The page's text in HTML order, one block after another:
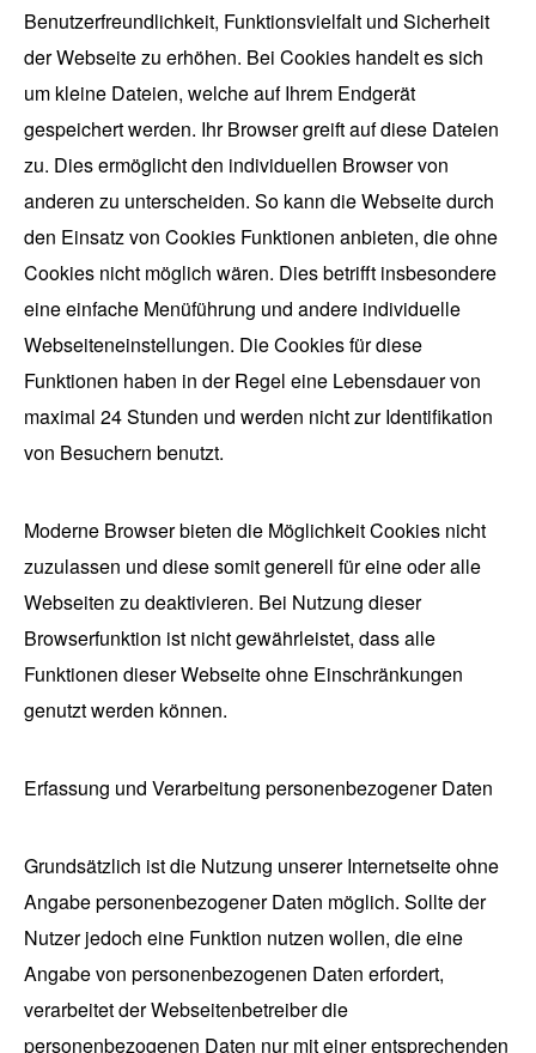
Benutzerfreundlichkeit, Funktionsvielfalt und Sicherheit
der Webseite zu erhöhen. Bei Cookies handelt es sich
um kleine Dateien, welche auf Ihrem Endgerät
gespeichert werden. Ihr Browser greift auf diese Dateien
zu. Dies ermöglicht den individuellen Browser von
anderen zu unterscheiden. So kann die Webseite durch
den Einsatz von Cookies Funktionen anbieten, die ohne
Cookies nicht möglich wären. Dies betrifft insbesondere
eine einfache Menüführung und andere individuelle
Webseiteneinstellungen. Die Cookies für diese
Funktionen haben in der Regel eine Lebensdauer von
maximal 24 Stunden und werden nicht zur Identifikation
von Besuchern benutzt.
Moderne Browser bieten die Möglichkeit Cookies nicht
zuzulassen und diese somit generell für eine oder alle
Webseiten zu deaktivieren. Bei Nutzung dieser
Browserfunktion ist nicht gewährleistet, dass alle
Funktionen dieser Webseite ohne Einschränkungen
genutzt werden können.
Erfassung und Verarbeitung personenbezogener Daten
Grundsätzlich ist die Nutzung unserer Internetseite ohne
Angabe personenbezogener Daten möglich. Sollte der
Nutzer jedoch eine Funktion nutzen wollen, die eine
Angabe von personenbezogenen Daten erfordert,
verarbeitet der Webseitenbetreiber die
personenbezogenen Daten nur mit einer entsprechenden